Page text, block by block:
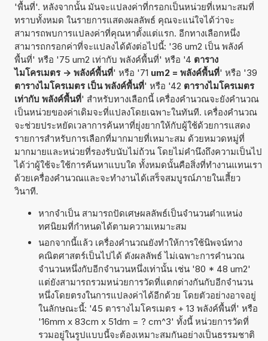
'พื้นที่'. หลังจากนั้น มันจะแปลงค่าที่กรอกเป็นหน่วยที่เหมาะสมที่
ทราบทั้งหมด ในรายการแสดงผลลัพธ์ คุณจะแน่ใจได้ว่าจะ
สามารถพบการแปลงค่าที่คุณหาตั้งแต่แรก. อีกทางเลือกหนึ่ง
สามารถกรอกค่าที่จะแปลงได้ดังต่อไปนี้: '36 um2 เป็น พลังค์
พื้นที่' หรือ '75 um2 เท่ากับ พลังค์พื้นที่' หรือ '4 ตาราง
ไมโครเมตร -> พลังค์พื้นที่' หรือ '71 um2 = พลังค์พื้นที่' หรือ '39
ตารางไมโครเมตร เป็น พลังค์พื้นที่' หรือ '42 ตารางไมโครเมตร
เท่ากับ พลังค์พื้นที่' สำหรับทางเลือกนี้ เครื่องคำนวณจะยังคำนวณ
เป็นหน่วยของค่าเดิมจะที่แปลงโดยเฉพาะในทันที. เครื่องคำนวณ
จะช่วยประหยัดเวลาการค้นหาที่ยุ่งยากให้กับผู้ใช้ด้วยการแสดง
รายการสำหรับการเลือกที่มากมายที่เหมาะสม ด้วยหมวดหมู่ที่
มากมายและหน่วยที่รองรับนับไม่ถ้วน โดยไม่คำนึงถึงความเป็นไป
ได้ว่าผู้ใช้จะใช้การค้นหาแบบใด ทั้งหมดนั้นคือสิ่งที่ทำงานแทนเรา
ด้วยเครื่องคำนวณและจะทำงานได้เสร็จสมบูรณ์ภายในเสี้ยว
วินาที.
หากจำเป็น สามารถปัดเศษผลลัพธ์เป็นจำนวนตำแหน่ง
ทศนิยมที่กำหนดได้ตามความเหมาะสม
นอกจากนี้แล้ว เครื่องคำนวณยังทำให้การใช้นิพจน์ทาง
คณิตศาสตร์เป็นไปได้ ดังผลลัพธ์ ไม่เฉพาะการคำนวณ
จำนวนหนึ่งกับอีกจำนวนหนึ่งเท่านั้น เช่น '80 * 48 um2'
แต่ยังสามารถรวมหน่วยการวัดที่แตกต่างกันกับอีกจำนวน
หนึ่งโดยตรงในการแปลงค่าได้อีกด้วย โดยตัวอย่างอาจอยู่
ในลักษณะนี้: '45 ตารางไมโครเมตร + 13 พลังค์พื้นที่' หรือ
'16mm x 83cm x 51dm = ? cm^3' ทั้งนี้ หน่วยการวัดที่
รวมอยู่ในรูปแบบนี้จะต้องเหมาะสมกันอย่างเป็นธรรมชาติ